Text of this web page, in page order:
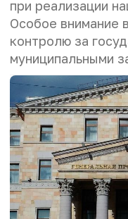
при реализации
Особое внимание
контролю за
муниципальными